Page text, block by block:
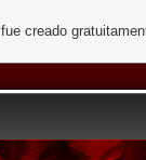
creado